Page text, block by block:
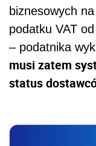
biznesowych
podatku VAT
– podatnika
musi zatem
status